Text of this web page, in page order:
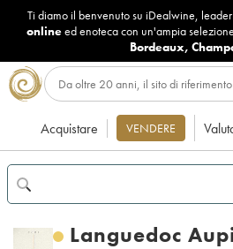
Ti diamo il benvenuto su iDealwine,
onlineed enoteca con un'ampia
Bordeaux,
Acquistare VENDERE
Languedoc